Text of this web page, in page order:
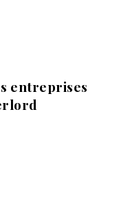
entreprises